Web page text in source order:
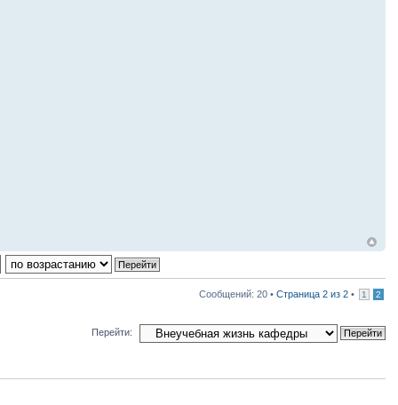
Сообщений: 20 • Страница 2 из 2 • 1 2
Перейти: